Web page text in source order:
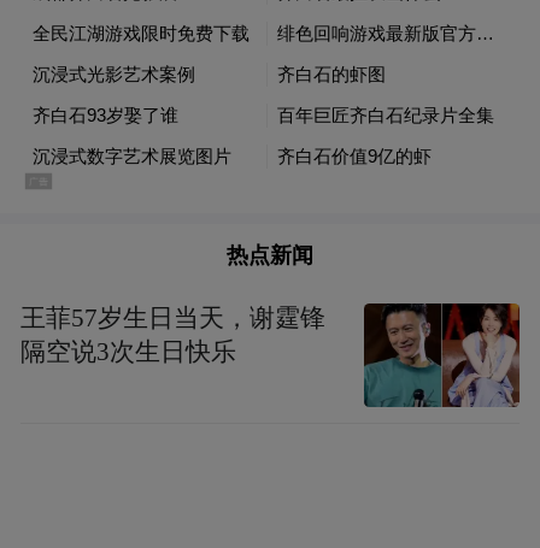
求以符合当代观众审美趣味和接受习惯的方
式设计展陈，寓教于乐、雅俗共赏，真正实
现优秀传统文化的创造性转化、创新性发
展。
影，以及‘白石来信’‘万花筒’等公教互动项
目，让展览更具丰富性与感染力。”杨晓刚
说。
为延伸观展体验，除主展外，活动还在济
热点新闻
王菲57岁生日当天，谢霆锋
隔空说3次生日快乐